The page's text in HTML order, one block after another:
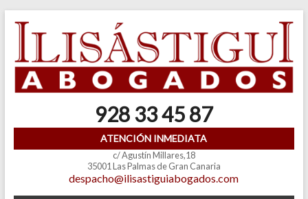
928 33 45 87
ATENCIÓN INMEDIATA
c/ Agustín Millares,18
35001 Las Palmas de Gran Canaria
despacho@ilisastiguiabogados.com